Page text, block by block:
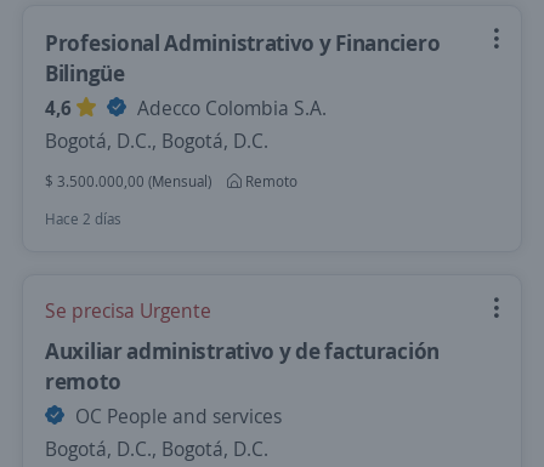
Profesional Administrativo y Financiero
Bilingüe
4,6
Adecco Colombia S.A.
Bogotá, D.C., Bogotá, D.C.
$ 3.500.000,00 (Mensual)
Remoto
Hace 2 días
Se precisa Urgente
Auxiliar administrativo y de facturación
remoto
OC People and services
Bogotá, D.C., Bogotá, D.C.